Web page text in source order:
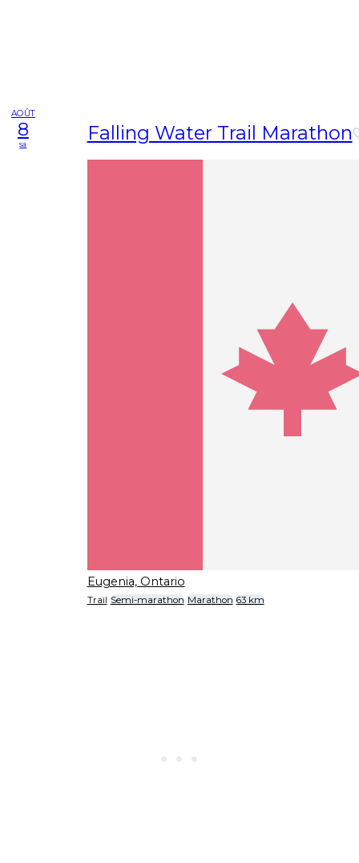
AOÛT
8
sa Falling Water Trail Marathon
Eugenia, Ontario
Trail Semi-marathon Marathon 63 km